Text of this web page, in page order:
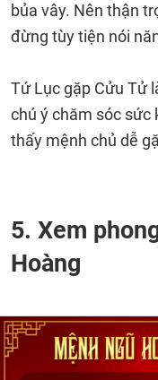
bủa vây. Nên thận
đừng tùy tiện nói
Tứ Lục gặp Cửu Tử
chú ý chăm sóc sức
thấy mệnh chủ dễ
5. Xem
Hoàng